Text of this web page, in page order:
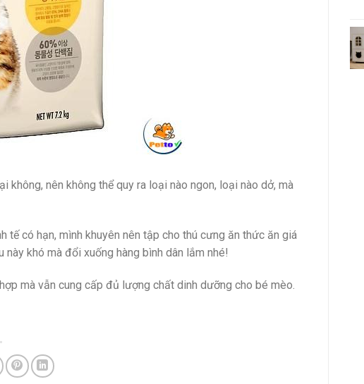
nên không thể quy ra loại nào ngon, loại nào dở, mà
tế có hạn, mình khuyên nên tập cho thú cưng ăn thức ăn giá
khó mà đổi xuống hàng bình dân lắm nhé!
mà vẫn cung cấp đủ lượng chất dinh dưỡng cho bé mèo.